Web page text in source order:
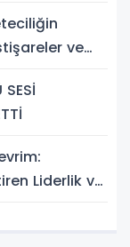
ve
Liderlik ve